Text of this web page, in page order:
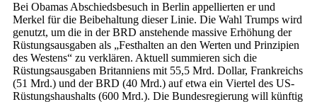
Bei Obamas Abschiedsbesuch in Berlin appellierten er und
Merkel für die Beibehaltung dieser Linie. Die Wahl Trumps wird
genutzt, um die in der BRD anstehende massive Erhöhung der
Rüstungsausgaben als „Festhalten an den Werten und Prinzipien
des Westens“ zu verklären. Aktuell summieren sich die
Rüstungsausgaben Britanniens mit 55,5 Mrd. Dollar, Frankreichs
(51 Mrd.) und der BRD (40 Mrd.) auf etwa ein Viertel des US-
Rüstungshaushalts (600 Mrd.). Die Bundesregierung will künftig